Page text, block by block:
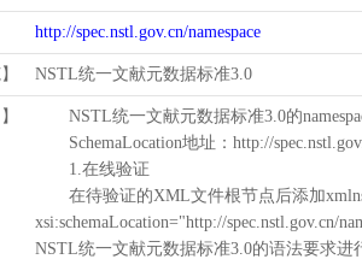
http://spec.nstl.gov.cn/namespace
NSTL统一文献元数据标准3.0
NSTL统一文献元数据标准3.0的
SchemaLocation地址：http://
1.在线验证
在待验证的XML文件根节点后添加
xsi:schemaLocation="http://spec.nstl.gov.cn/
NSTL统一文献元数据标准3.0的语法要求进